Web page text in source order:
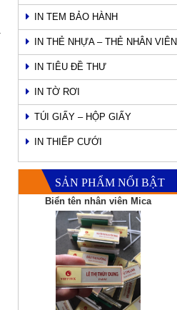
IN TEM BẢO HÀNH
IN THẺ NHỰA – THẺ NHÂN VIÊN
IN TIÊU ĐỀ THƯ
IN TỜ RƠI
TÚI GIẤY – HỘP GIẤY
IN THIẾP CƯỚI
SẢN PHẨM NỔI BẬT
Biển tên nhân viên Mica
Giá: Liên Hệ
Chi tiết >> Mua ngay